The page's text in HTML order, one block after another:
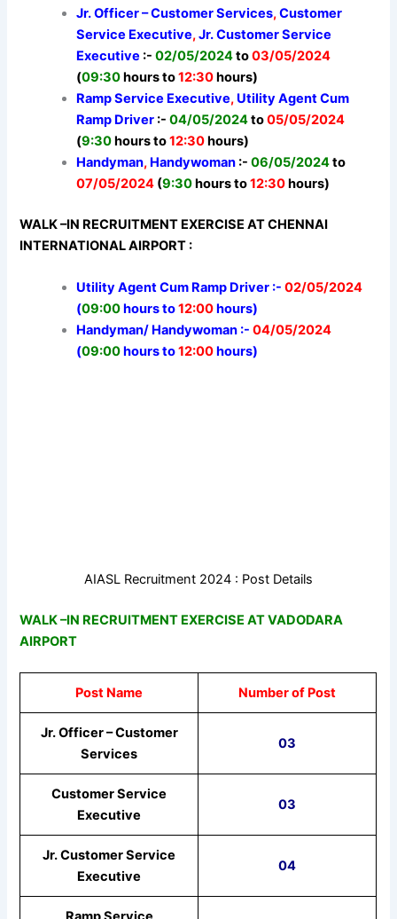
Jr. Officer – Customer Services,Customer
Service Executive,Jr. CustomerService
Executive :-02/05/2024to03/05/2024
(09:30hours to12:30hours)
Ramp Service Executive, Utility Agent Cum
Ramp Driver :-04/05/2024to05/05/2024
(9:30hours to12:30hours)
Handyman, Handywoman :-06/05/2024to
07/05/2024 (9:30hours to12:30hours)
WALK –IN RECRUITMENT EXERCISE AT CHENNAI
INTERNATIONAL AIRPORT :
Utility Agent Cum Ramp Driver :-02/05/2024
(09:00 hours to12:00 hours)
Handyman/ Handywoman :-04/05/2024
(09:00 hours to12:00 hours)
AIASL Recruitment 2024 : Post Details
WALK –IN RECRUITMENT EXERCISE AT VADODARA
AIRPORT
Post Name Number of Post
Jr. Officer – Customer
Services
03
Customer Service
Executive
03
Jr. Customer Service
Executive
04